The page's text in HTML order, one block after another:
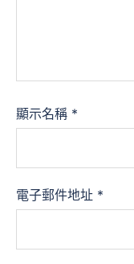
顯示名稱 *
電子郵件地址 *